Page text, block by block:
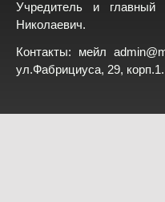
Учредитель и
Николаевич.
Контакты: мейл
ул.Фабрициуса, 29, корп.1.